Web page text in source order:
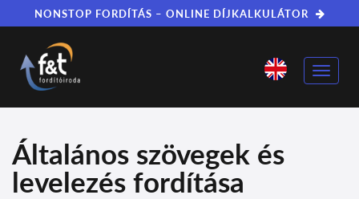
NONSTOP FORDÍTÁS – ONLINE DÍJKALKULÁTOR
Toggle
Általános szövegek és
levelezés fordítása